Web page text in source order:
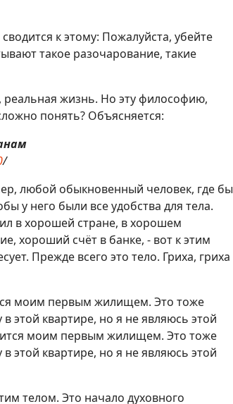
к этому: Пожалуйста, убейте
такое разочарование, такие
жизнь. Но эту философию,
понять? Объясняется:
/
любой обыкновенный человек, где бы
у него были все удобства для тела.
в хорошей стране, в хорошем
хороший счёт в банке, - вот к этим
Прежде всего это тело. Гриха, гриха
моим первым жилищем. Это тоже
этой квартире, но я не являюсь этой
моим первым жилищем. Это тоже
этой квартире, но я не являюсь этой
телом. Это начало духовного